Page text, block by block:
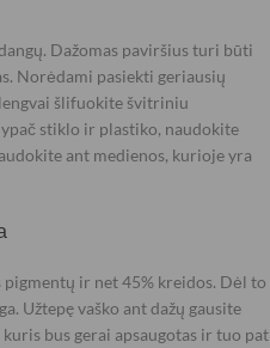
Dažomas paviršius turi būti
Norėdami pasiekti geriausių
šlifuokite švitriniu
stiklo ir plastiko, naudokite
ant medienos, kurioje yra
ir net 45% kreidos. Dėl to
Užtepę vaško ant dažų gausite
bus gerai apsaugotas ir tuo pat